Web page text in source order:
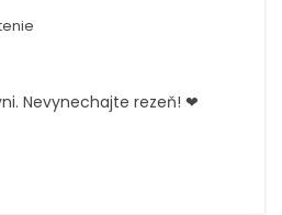
Nevynechajte rezeň! ❤